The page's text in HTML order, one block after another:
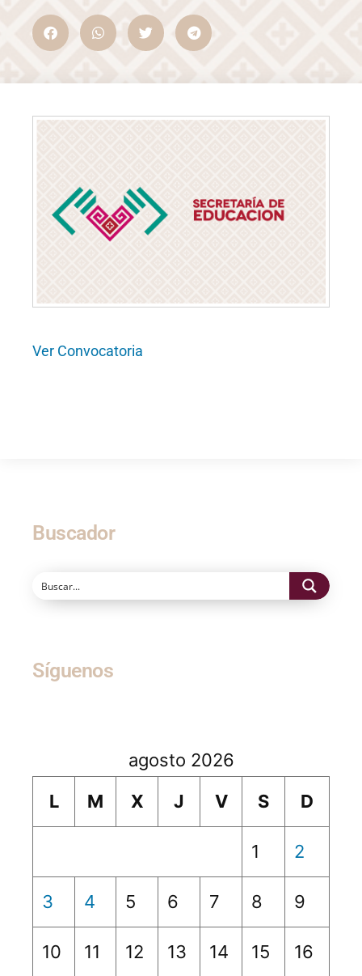
Ver Convocatoria
Buscador
Síguenos
agosto 2026
L
M X J V S D
1 2
3 4 5 6 7 8 9
10 11 12 13 14 15 16